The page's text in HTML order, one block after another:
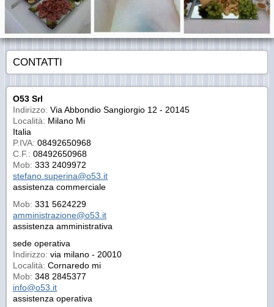
CONTATTI
O53 Srl
Indirizzo: Via Abbondio Sangiorgio 12 - 20145
Località: Milano Mi
Italia
P.IVA: 08492650968
C.F.: 08492650968
Mob: 333 2409972
stefano.superina@o53.it
assistenza commerciale
Mob: 331 5624229
amministrazione@o53.it
assistenza amministrativa
sede operativa
Indirizzo: via milano - 20010
Località: Cornaredo mi
Mob: 348 2845377
info@o53.it
assistenza operativa